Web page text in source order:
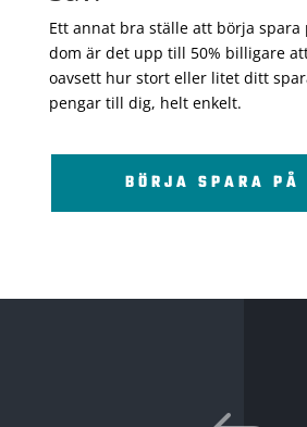
Ett annat bra ställe att börja spara
dom är det upp till 50% billigare
oavsett hur stort eller litet ditt
pengar till dig, helt enkelt.
BÖRJA SPARA PÅ